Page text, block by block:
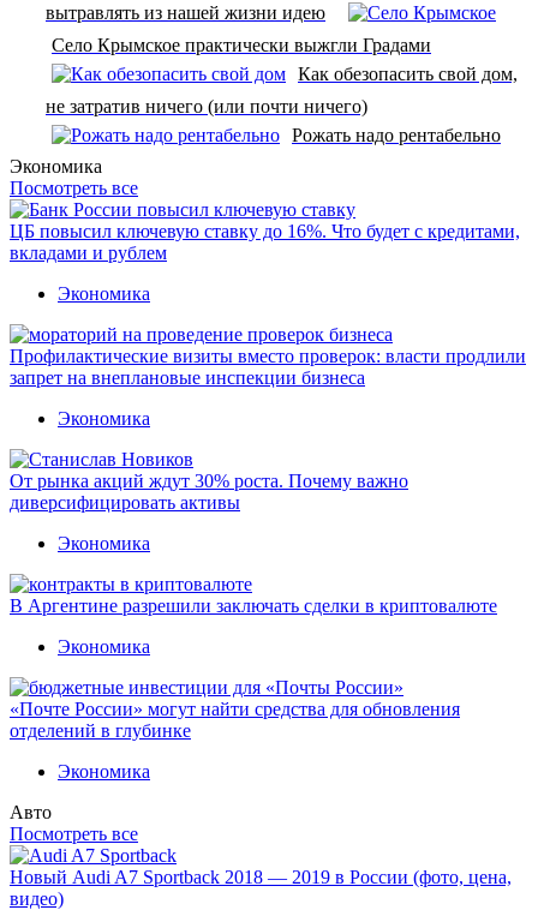
вытравлять из нашей жизни идею
Село Крымское практически выжгли Градами
Как обезопасить свой дом,
не затратив ничего (или почти ничего)
Рожать надо рентабельно
Экономика
Посмотреть все
ЦБ повысил ключевую ставку до 16%. Что будет с кредитами,
вкладами и рублем
Экономика
Профилактические визиты вместо проверок: власти продлили
запрет на внеплановые инспекции бизнеса
Экономика
От рынка акций ждут 30% роста. Почему важно
диверсифицировать активы
Экономика
В Аргентине разрешили заключать сделки в криптовалюте
Экономика
«Почте России» могут найти средства для обновления
отделений в глубинке
Экономика
Авто
Посмотреть все
Новый Audi A7 Sportback 2018 — 2019 в России (фото, цена,
видео)